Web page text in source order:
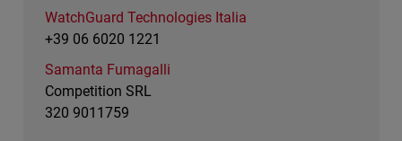
WatchGuard Technologies Italia
+39 06 6020 1221
Samanta Fumagalli
Competition SRL
320 9011759